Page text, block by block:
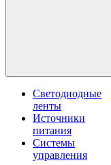
Светодиодные
ленты
Источники
питания
Системы
управления